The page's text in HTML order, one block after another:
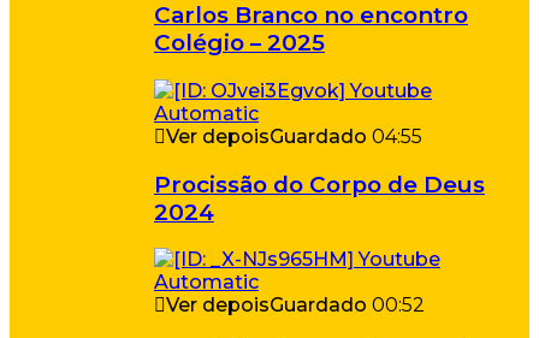
Carlos Branco no encontro
Colégio – 2025
Ver depoisGuardado 04:55
Procissão do Corpo de Deus
2024
Ver depoisGuardado 00:52